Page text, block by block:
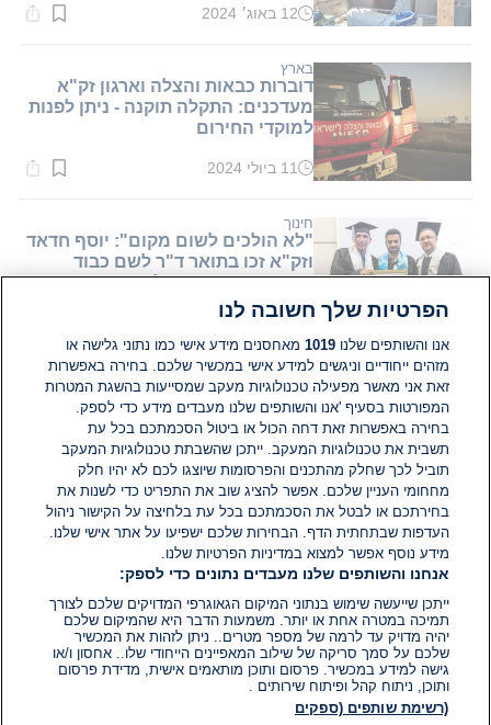
זמן
דקות.
12 באוג׳ 2024
בארץ
דוברות כבאות והצלה וארגון זק"א
מעדכנים: התקלה תוקנה - ניתן לפנות
למוקדי החירום
זמן
דקות.
11 ביולי 2024
חינוך
"לא הולכים לשום מקום": יוסף חדאד
וזק"א זכו בתואר ד"ר לשם כבוד
מאוניברסיטת אריאל
קריאה:
1
דקות.
18 ביולי 2024
משפחות נפגעי מירון לזק"א: "בטלו
את מינויו של אחד האחראים לאסון -
לתפקיד המנכ"ל"
זמן
קריאה:
1
דקות.
05 ביוני 2024
הפרטיות שלך חשובה לנו
אנו והשותפים שלנו1019 מאחסנים מידע אישי כמו נתוני גלישה או
מזהים ייחודיים וניגשים למידע אישי במכשיר שלכם. בחירה באפשרות
זאת אני מאשר מפעילה טכנולוגיות מעקב שמסייעות בהשגת המטרות
המפורטות בסעיף 'אנו והשותפים שלנו מעבדים מידע כדי לספק.
בחירה באפשרות זאת דחה הכול או ביטול הסכמתכם בכל עת
תשבית את טכנולוגיות המעקב. ייתכן שהשבתת טכנולוגיות המעקב
תוביל לכך שחלק מהתכנים והפרסומות שיוצגו לכם לא יהיו חלק
מחחומי העניין שלכם. אפשר להציג שוב את התפריט כדי לשנות את
בחירתכם או לבטל את הסכמתכם בכל עת בלחיצה על הקישור ניהול
העדפות שבתחתית הדף. הבחירות שלכם ישפיעו על אתר אישי שלנו.
מידע נוסף אפשר למצוא במדיניות הפרטיות שלנו.
אנחנו והשותפים שלנו מעבדים נתונים כדי לספק:
ייתכן שייעשה שימוש בנתוני המיקום הגאוגרפי המדויקים שלכם לצורך
תמיכה במטרה אחת או יותר. משמעות הדבר היא שהמיקום שלכם
יהיה מדויק עד לרמה של מספר מטרים.. ניתן לזהות את המכשיר
שלכם על סמך סריקה של שילוב המאפיינים הייחודי שלו.. אחסון ו/או
גישה למידע במכשיר. פרסום ותוכן מותאמים אישית, מדידת פרסום
ותוכן, ניתוח קהל ופיתוח שירותים .
(רשימת שותפים (ספקים